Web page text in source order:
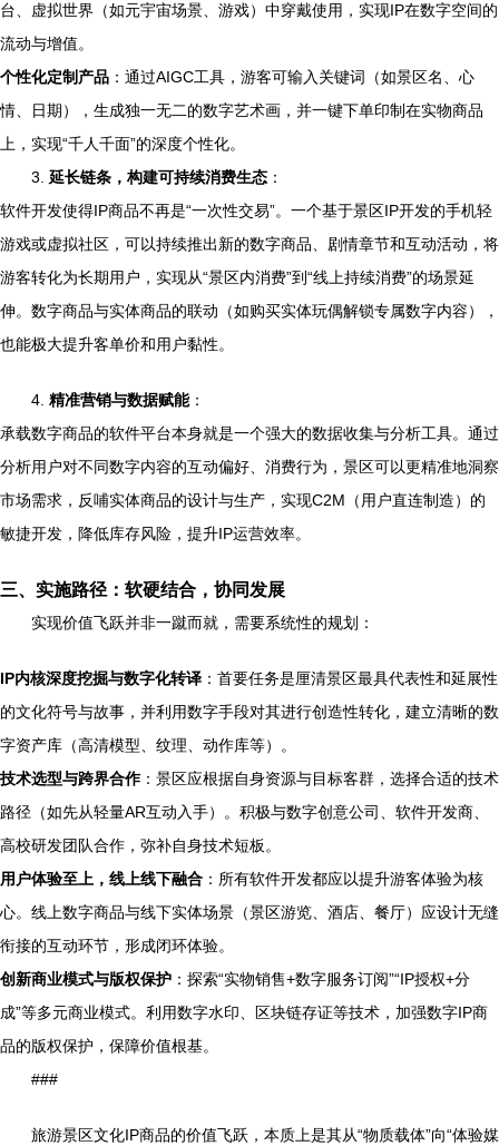
台、虚拟世界（如元宇宙场景、游戏）中穿戴使用，实现IP在数字空间的
流动与增值。
个性化定制产品 ：通过AIGC工具，游客可输入关键词（如景区名、心
情、日期），生成独一无二的数字艺术画，并一键下单印制在实物商品
上，实现“千人千面”的深度个性化。
3. 延长链条，构建可持续消费生态 ：
软件开发使得IP商品不再是“一次性交易”。一个基于景区IP开发的手机轻
游戏或虚拟社区，可以持续推出新的数字商品、剧情章节和互动活动，将
游客转化为长期用户，实现从“景区内消费”到“线上持续消费”的场景延
伸。数字商品与实体商品的联动（如购买实体玩偶解锁专属数字内容），
也能极大提升客单价和用户黏性。
4. 精准营销与数据赋能：
承载数字商品的软件平台本身就是一个强大的数据收集与分析工具。通过
分析用户对不同数字内容的互动偏好、消费行为，景区可以更精准地洞察
市场需求，反哺实体商品的设计与生产，实现C2M（用户直连制造）的
敏捷开发，降低库存风险，提升IP运营效率。
三、实施路径：软硬结合，协同发展
实现价值飞跃并非一蹴而就，需要系统性的规划：
IP内核深度挖掘与数字化转译 ：首要任务是厘清景区最具代表性和延展性
的文化符号与故事，并利用数字手段对其进行创造性转化，建立清晰的数
字资产库（高清模型、纹理、动作库等）。
技术选型与跨界合作：景区应根据自身资源与目标客群，选择合适的技术
路径（如先从轻量AR互动入手）。积极与数字创意公司、软件开发商、
高校研发团队合作，弥补自身技术短板。
用户体验至上，线上线下融合 ：所有软件开发都应以提升游客体验为核
心。线上数字商品与线下实体场景（景区游览、酒店、餐厅）应设计无缝
衔接的互动环节，形成闭环体验。
创新商业模式与版权保护 ：探索“实物销售+数字服务订阅”“IP授权+分
成”等多元商业模式。利用数字水印、区块链存证等技术，加强数字IP商
品的版权保护，保障价值根基。
###
旅游景区文化IP商品的价值飞跃，本质上是其从“物质载体”向“体验媒